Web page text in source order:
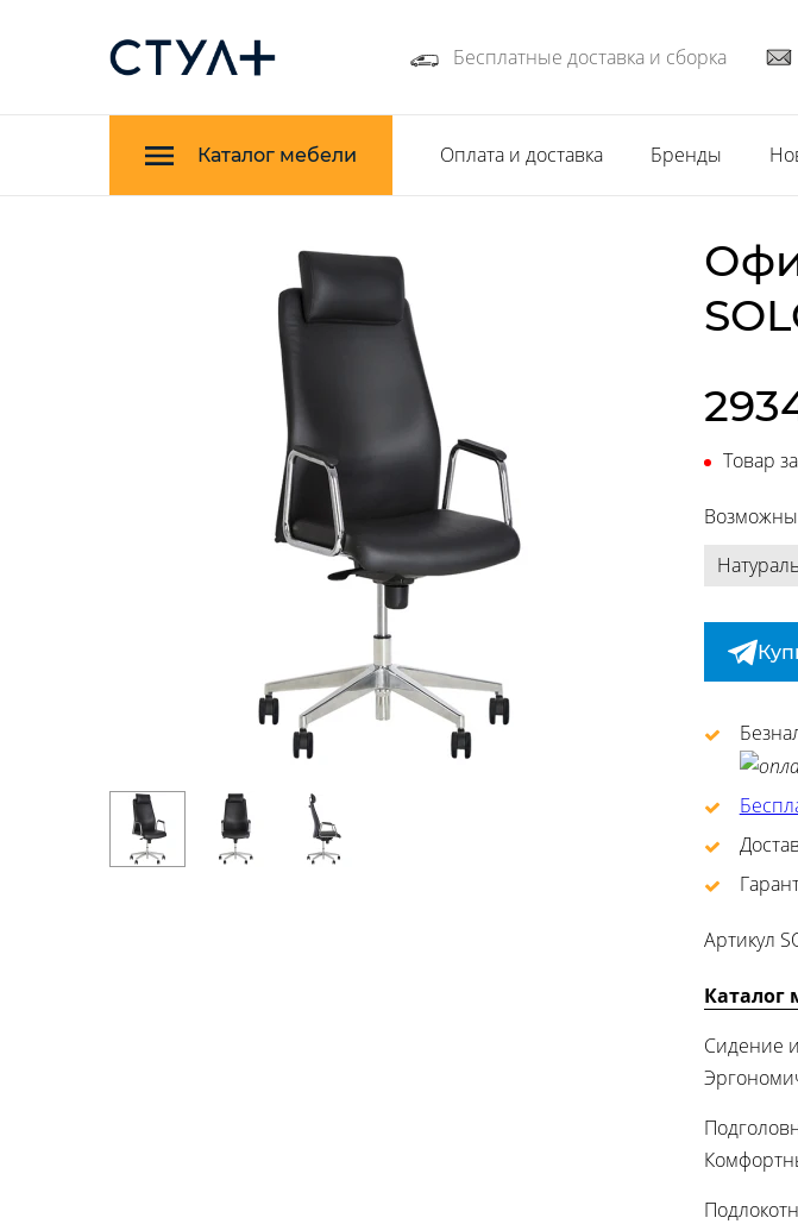
Бесплатные доставка и сборка
Каталог мебели Оплата и доставка Бренды
Товар
Артикул
Каталог
Сидение